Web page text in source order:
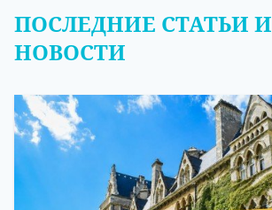
ПОСЛЕДНИЕ СТАТЬИ И
НОВОСТИ